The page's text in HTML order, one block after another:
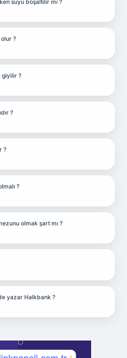
suyu boşaltılır mı ?
?
giyilir ?
?
?
?
olmak şart mı ?
yazar Halkbank ?